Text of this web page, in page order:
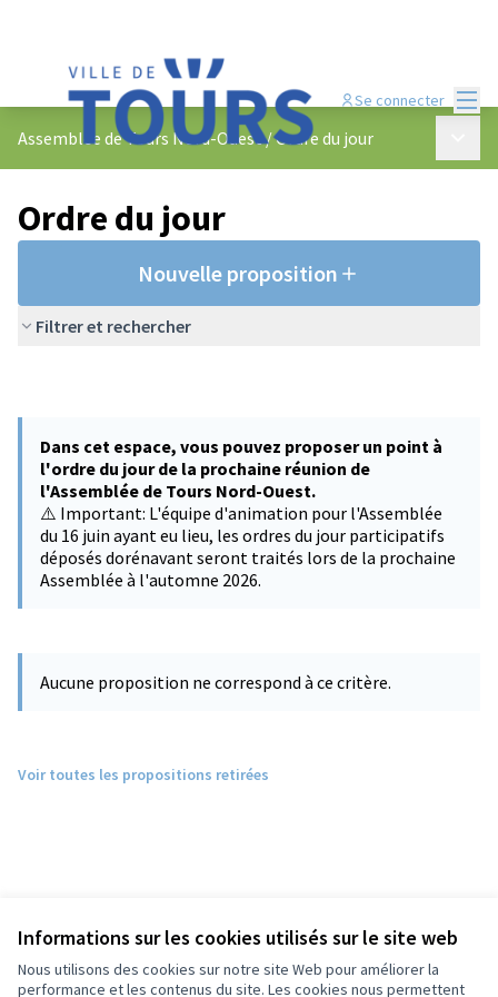
Informations sur les cookies utilisés sur le site web
Nous utilisons des cookies sur notre site Web pour améliorer la
performance et les contenus du site. Les cookies nous permettent
Se connecter
Assemblée de Tours Nord-Ouest/Ordre du jour
Ordre du jour
Nouvelle proposition
Filtrer et rechercher
Dans cet espace, vous pouvez proposer un point à
l'ordre du jour de la prochaine réunion de
l'Assemblée de Tours Nord-Ouest.
⚠️ Important: L'équipe d'animation pour l'Assemblée
du 16 juin ayant eu lieu, les ordres du jour participatifs
déposés dorénavant seront traités lors de la prochaine
Assemblée à l'automne 2026.
Aucune proposition ne correspond à ce critère.
Voir toutes les propositions retirées